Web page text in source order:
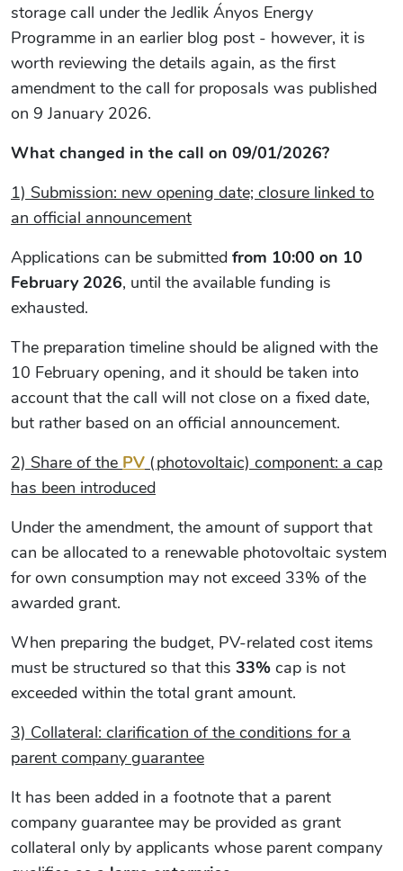
storage call under the Jedlik Ányos Energy
Programme in an earlier blog post - however, it is
worth reviewing the details again, as the first
amendment to the call for proposals was published
on 9 January 2026.
What changed in the call on 09/01/2026?
1) Submission: new opening date; closure linked to
an official announcement
Applications can be submitted from 10:00 on 10
February 2026, until the available funding is
exhausted.
The preparation timeline should be aligned with the
10 February opening, and it should be taken into
account that the call will not close on a fixed date,
but rather based on an official announcement.
2) Share of the PV (photovoltaic) component: a cap
has been introduced
Under the amendment, the amount of support that
can be allocated to a renewable photovoltaic system
for own consumption may not exceed 33% of the
awarded grant.
When preparing the budget, PV-related cost items
must be structured so that this 33% cap is not
exceeded within the total grant amount.
3) Collateral: clarification of the conditions for a
parent company guarantee
It has been added in a footnote that a parent
company guarantee may be provided as grant
collateral only by applicants whose parent company